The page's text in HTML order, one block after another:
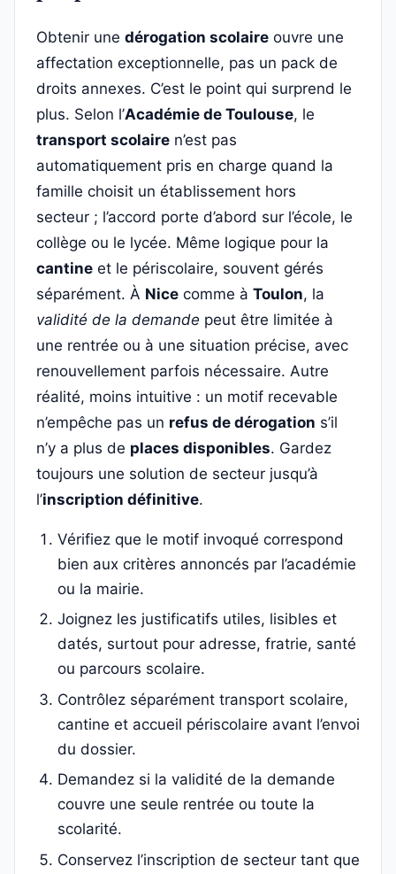
Obtenir une dérogation scolaire ouvre une
affectation exceptionnelle, pas un pack de
droits annexes. C’est le point qui surprend le
plus. Selon l’Académie de Toulouse, le
transport scolaire n’est pas
automatiquement pris en charge quand la
famille choisit un établissement hors
secteur ; l’accord porte d’abord sur l’école, le
collège ou le lycée. Même logique pour la
cantine et le périscolaire, souvent gérés
séparément. À Nice comme à Toulon, la
validité de la demande peut être limitée à
une rentrée ou à une situation précise, avec
renouvellement parfois nécessaire. Autre
réalité, moins intuitive : un motif recevable
n’empêche pas un refus de dérogation s’il
n’y a plus de places disponibles. Gardez
toujours une solution de secteur jusqu’à
l’inscription définitive.
Vérifiez que le motif invoqué correspond
bien aux critères annoncés par l’académie
ou la mairie.
Joignez les justificatifs utiles, lisibles et
datés, surtout pour adresse, fratrie, santé
ou parcours scolaire.
Contrôlez séparément transport scolaire,
cantine et accueil périscolaire avant l’envoi
du dossier.
Demandez si la validité de la demande
couvre une seule rentrée ou toute la
scolarité.
Conservez l’inscription de secteur tant que